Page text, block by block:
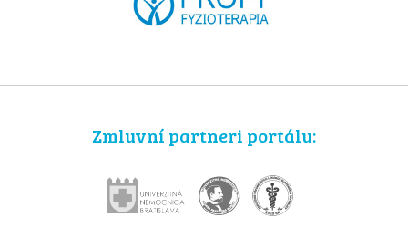
Zmluvní partneri portálu: